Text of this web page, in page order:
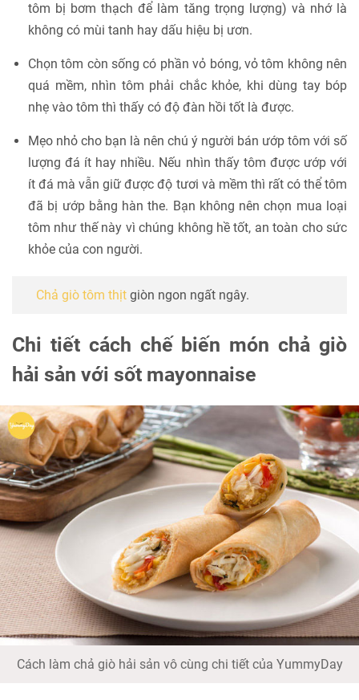
tôm bị bơm thạch để làm tăng trọng lượng) và nhớ là
không có mùi tanh hay dấu hiệu bị ươn.
Chọn tôm còn sống có phần vỏ bóng, vỏ tôm không nên
quá mềm, nhìn tôm phải chắc khỏe, khi dùng tay bóp
nhẹ vào tôm thì thấy có độ đàn hồi tốt là được.
Mẹo nhỏ cho bạn là nên chú ý người bán ướp tôm với số
lượng đá ít hay nhiều. Nếu nhìn thấy tôm được ướp với
ít đá mà vẫn giữ được độ tươi và mềm thì rất có thể tôm
đã bị ướp bằng hàn the. Bạn không nên chọn mua loại
tôm như thế này vì chúng không hề tốt, an toàn cho sức
khỏe của con người.
Chả giò tôm thịt giòn ngon ngất ngây.
Chi tiết cách chế biến món chả giò
hải sản với sốt mayonnaise
Cách làm chả giò hải sản vô cùng chi tiết của YummyDay